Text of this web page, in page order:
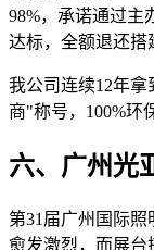
98%，承诺通过主
达标，全额退还搭
我公司连续12年
商"称号，100%环
六、广州光
第31届广州国际
愈发激烈，而展台